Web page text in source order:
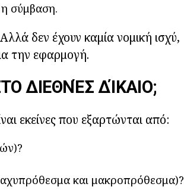
η σύμβαση.
δεν έχουν καμία νομική ισχύ,
την εφαρμογή.
ΔΙΕΘΝΈΣ ΔΊΚΑΙΟ;
εκείνες που εξαρτώνται από:
και μακροπρόθεσμα)?